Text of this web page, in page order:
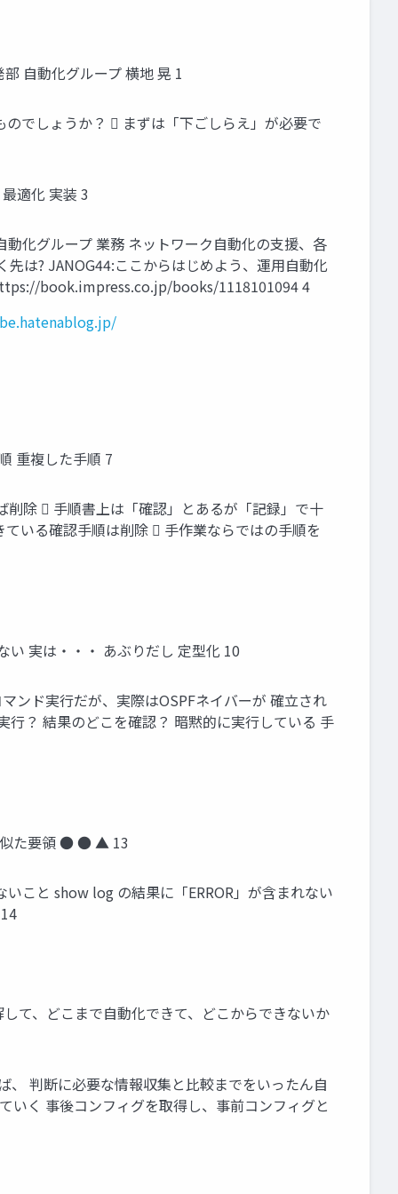
自動化グループ 横地 晃 1
でしょうか？  まずは「下ごしらえ」が必要で
適化 実装 3
化グループ 業務 ネットワーク自動化の支援、各
は? JANOG44:ここからはじめよう、運用自動化
book.impress.co.jp/books/1118101094 4
重複した手順 7
除  手順書上は「確認」とあるが「記録」で十
いる確認手順は削除  手作業ならではの手順を
い 実は・・・ あぶりだし 定型化 10
ンド実行だが、実際はOSPFネイバーが 確立され
？ 結果のどこを確認？ 暗黙的に実行している 手
似た要領 ● ● ▲ 13
こと show log の結果に「ERROR」が含まれない
て、どこまで自動化できて、どこからできないか
判断に必要な情報収集と比較までをいったん自
く 事後コンフィグを取得し、事前コンフィグと